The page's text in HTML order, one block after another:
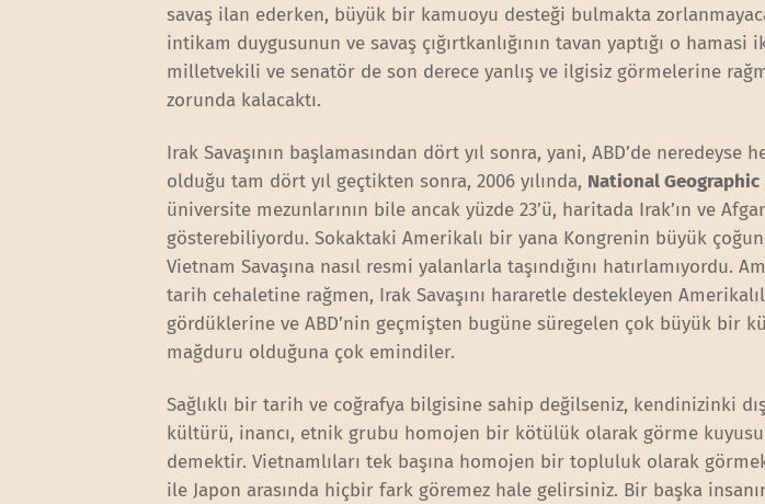
savaş ilan ederken, büyük bir kamuoyu desteği bulmakta
intikam duygusunun ve savaş çığırtkanlığının tavan yaptığı o
milletvekili ve senatör de son derece yanlış ve ilgisiz görmelerine
zorunda kalacaktı.
Irak Savaşının başlamasından dört yıl sonra, yani, ABD’de
olduğu tam dört yıl geçtikten sonra, 2006 yılında, National Geographic
üniversite mezunlarının bile ancak yüzde 23’ü, haritada Irak’ın ve
gösterebiliyordu. Sokaktaki Amerikalı bir yana Kongrenin büyük
Vietnam Savaşına nasıl resmi yalanlarla taşındığını hatırlamıyordu.
tarih cehaletine rağmen, Irak Savaşını hararetle destekleyen
gördüklerine ve ABD’nin geçmişten bugüne süregelen çok büyük bir
mağduru olduğuna çok emindiler.
Sağlıklı bir tarih ve coğrafya bilgisine sahip değilseniz, kendinizinki
kültürü, inancı, etnik grubu homojen bir kötülük olarak görme
demektir. Vietnamlıları tek başına homojen bir topluluk olarak
ile Japon arasında hiçbir fark göremez hale gelirsiniz. Bir başka